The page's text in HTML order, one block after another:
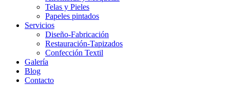
Telas y Pieles
Papeles pintados
Servicios
Diseño-Fabricación
Restauración-Tapizados
Confección Textil
Galería
Blog
Contacto